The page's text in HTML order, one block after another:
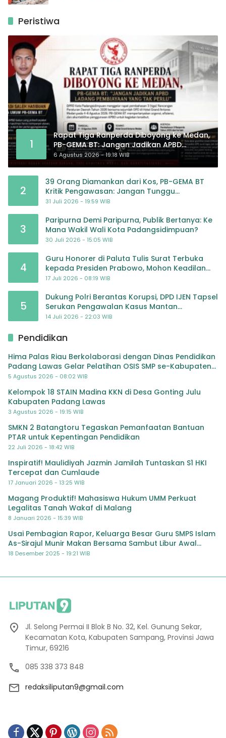
Peristiwa
1
Rapat Tiga Ranperda Diboyong ke Medan,
PB-GEMA BT: Jangan Jadikan APBD
Ladang Pembiayaan yang Tak Perlu
6 Agustus 2026 - 19:18 WIB
2
39 Orang Diamankan dari Kos, PB-GEMA BT
Kritik Pengawasan: Jangan Tunggu
Masyarakat Bergerak Baru Negara Bertindak
31 Juli 2026 - 19:59 WIB
3
Paripurna Demi Paripurna, Publik Bertanya: Ke
Mana Wakil Wali Kota Padangsidimpuan?
30 Juli 2026 - 15:05 WIB
4
Guru Honorer di Paluta Tulis Surat Terbuka
kepada Presiden Prabowo, Mohon Keadilan
atas Dugaan Kriminalisasi
17 Juli 2026 - 08:19 WIB
5
Dukung Polri Berantas Korupsi, DPD IJEN Tapsel
Serukan Pengawalan Kasus Mantan
Jampidsus hingga Tuntas
14 Juli 2026 - 22:03 WIB
Pendidikan
Hima Palas Riau Berkolaborasi dengan Dinas Pendidikan
Padang Lawas Gelar Pelatihan OSIS SMP se-Kabupaten
Padang Lawas
5 Agustus 2026 - 08:02 WIB
Kelompok 18 STAIN Madina KKN di Desa Gonting Julu
Kabupaten Padang Lawas
3 Agustus 2026 - 19:15 WIB
SMKN 2 Batangtoru Tegaskan Pemanfaatan Bantuan
PTAR untuk Kepentingan Pendidikan
22 Juli 2026 - 18:42 WIB
Inspiratif! Maulidiyah Jazmin Jamilah Tuntaskan S1 HKI
Tercepat dan Cumlaude
17 Januari 2026 - 13:25 WIB
Magang Produktif! Mahasiswa Hukum UMM Perkuat
Legalitas Tanah Wakaf di Malang
8 Januari 2026 - 15:39 WIB
Usai Pembagian Rapor, Keluarga Besar Guru SMPS Islam
As-Sirajul Munir Makan Bersama Sambut Libur Awal
Semester
18 Desember 2025 - 19:21 WIB
Jl. Selong Permai II Blok B No. 32, Kel. Gunung Sekar,
Kecamatan Kota, Kabupaten Sampang, Provinsi Jawa
Timur, 69216
085 338 373 848
redaksiliputan9@gmail.com